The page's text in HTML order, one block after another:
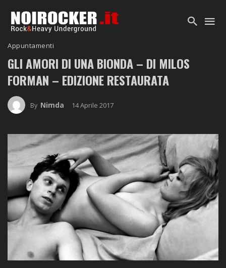
Appuntamenti
GLI AMORI DI UNA BIONDA – DI MILOS
FORMAN – EDIZIONE RESTAURATA
By Nimda 14 Aprile 2017